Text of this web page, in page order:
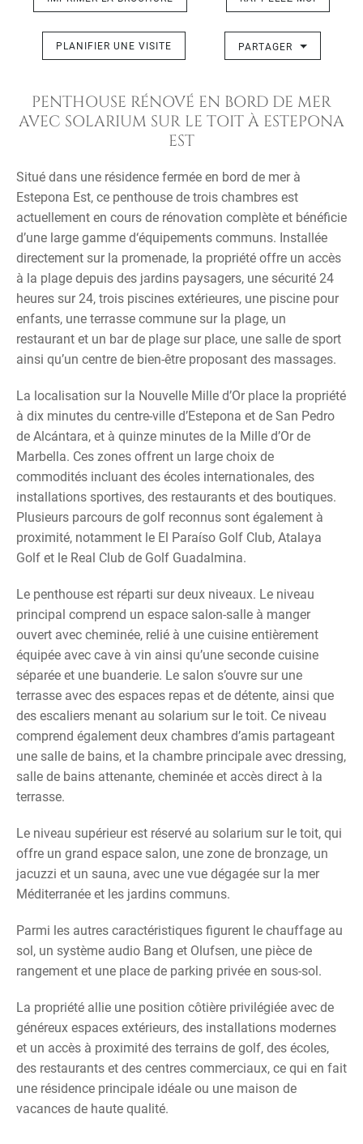
PLANIFIER UNE VISITE PARTAGER
PENTHOUSE RÉNOVÉ EN BORD DE MER
AVEC SOLARIUM SUR LE TOIT À ESTEPONA
EST
Situé dans une résidence fermée en bord de mer à
Estepona Est, ce penthouse de trois chambres est
actuellement en cours de rénovation complète et bénéficie
d’une large gamme d‘équipements communs. Installée
directement sur la promenade, la propriété offre un accès
à la plage depuis des jardins paysagers, une sécurité 24
heures sur 24, trois piscines extérieures, une piscine pour
enfants, une terrasse commune sur la plage, un
restaurant et un bar de plage sur place, une salle de sport
ainsi qu’un centre de bien-être proposant des massages.
La localisation sur la Nouvelle Mille d’Or place la propriété
à dix minutes du centre-ville d’Estepona et de San Pedro
de Alcántara, et à quinze minutes de la Mille d’Or de
Marbella. Ces zones offrent un large choix de
commodités incluant des écoles internationales, des
installations sportives, des restaurants et des boutiques.
Plusieurs parcours de golf reconnus sont également à
proximité, notamment le El Paraíso Golf Club, Atalaya
Golf et le Real Club de Golf Guadalmina.
Le penthouse est réparti sur deux niveaux. Le niveau
principal comprend un espace salon-salle à manger
ouvert avec cheminée, relié à une cuisine entièrement
équipée avec cave à vin ainsi qu’une seconde cuisine
séparée et une buanderie. Le salon s’ouvre sur une
terrasse avec des espaces repas et de détente, ainsi que
des escaliers menant au solarium sur le toit. Ce niveau
comprend également deux chambres d’amis partageant
une salle de bains, et la chambre principale avec dressing,
salle de bains attenante, cheminée et accès direct à la
terrasse.
Le niveau supérieur est réservé au solarium sur le toit, qui
offre un grand espace salon, une zone de bronzage, un
jacuzzi et un sauna, avec une vue dégagée sur la mer
Méditerranée et les jardins communs.
Parmi les autres caractéristiques figurent le chauffage au
sol, un système audio Bang et Olufsen, une pièce de
rangement et une place de parking privée en sous-sol.
La propriété allie une position côtière privilégiée avec de
généreux espaces extérieurs, des installations modernes
et un accès à proximité des terrains de golf, des écoles,
des restaurants et des centres commerciaux, ce qui en fait
une résidence principale idéale ou une maison de
vacances de haute qualité.